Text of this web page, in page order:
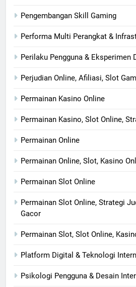
Pengembangan Skill Gaming
Performa Multi Perangkat &
Perilaku Pengguna & Eksperimen
Perjudian Online, Afiliasi, Slot
Permainan Kasino Online
Permainan Kasino, Slot Online,
Permainan Online
Permainan Online, Slot, Kasino
Permainan Slot Online
Permainan Slot Online, Strategi
Gacor
Permainan Slot, Slot Online,
Platform Digital & Teknologi
Psikologi Pengguna & Desain